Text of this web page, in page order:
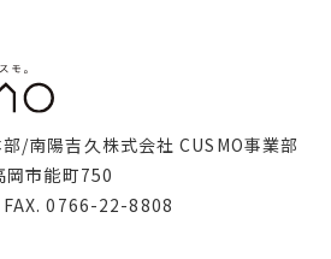
/南陽吉久株式会社 CUSMO事業部
市能町750
0766-22-8808